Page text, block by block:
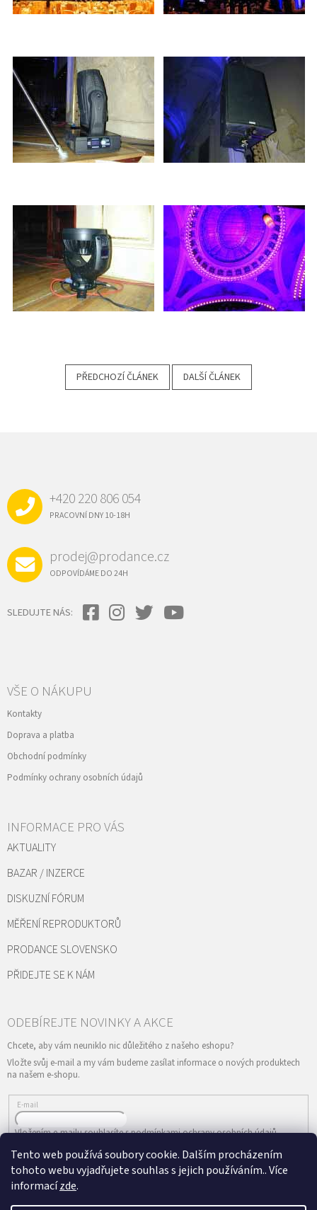
Tento web používá soubory cookie. Dalším procházením
tohoto webu vyjadřujete souhlas s jejich používáním.. Více
informacízde.
PŘEDCHOZÍ ČLÁNEK DALŠÍ ČLÁNEK
+420 220 806 054
PRACOVNÍ DNY 10-18H
prodej@prodance.cz
ODPOVÍDÁME DO 24H
SLEDUJTE NÁS:
VŠE O NÁKUPU
Kontakty
Doprava a platba
Obchodní podmínky
Podmínky ochrany osobních údajů
INFORMACE PRO VÁS
AKTUALITY
BAZAR / INZERCE
DISKUZNÍ FÓRUM
MĚŘENÍ REPRODUKTORŮ
PRODANCE SLOVENSKO
PŘIDEJTE SE K NÁM
Vložte svůj e-mail a my vám budeme zasílat informace o nových produktech
na našem e-shopu.
E-mail
Vložením e-mailu souhlasíte spodmínkami ochrany osobních údajů
PŘIHLÁSIT SE